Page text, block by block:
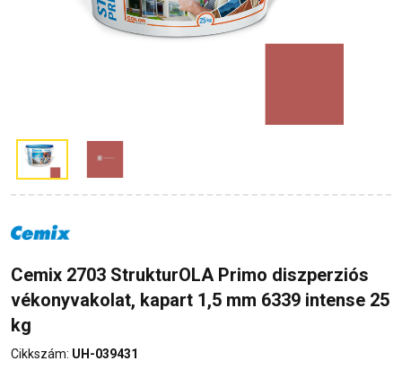
Cemix 2703 StrukturOLA Primo diszperziós
vékonyvakolat, kapart 1,5 mm 6339 intense 25
kg
Cikkszám: UH-039431